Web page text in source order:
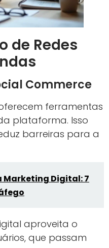
do consumidor
natural até a
dúvidas do seu
essas
em cada peça
e ajuste
do usuário.